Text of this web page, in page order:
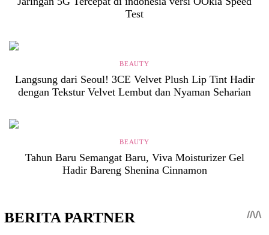
Test
BEAUTY
Langsung dari Seoul! 3CE Velvet Plush Lip Tint Hadir
dengan Tekstur Velvet Lembut dan Nyaman Seharian
BEAUTY
Tahun Baru Semangat Baru, Viva Moisturizer Gel
Hadir Bareng Shenina Cinnamon